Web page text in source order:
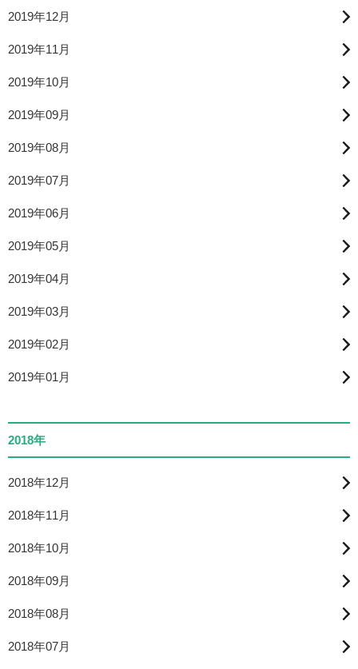
2019年12月
2019年11月
2019年10月
2019年09月
2019年08月
2019年07月
2019年06月
2019年05月
2019年04月
2019年03月
2019年02月
2019年01月
2018年
2018年12月
2018年11月
2018年10月
2018年09月
2018年08月
2018年07月